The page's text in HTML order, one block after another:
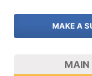
MAKE A
MAIN